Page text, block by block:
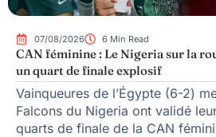
07/08/2026 6 Min Read
CAN féminine : Le Nigeria sur la
un quart de finale explosif
Vainqueures de l’Égypte (6-2)
Falcons du Nigeria ont validé
quarts de finale de la CAN